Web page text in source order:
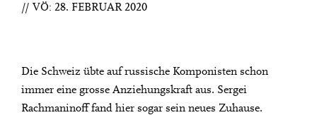
// VÖ: 28. FEBRUAR 2020
Die Schweiz übte auf russische Komponisten schon
immer eine grosse Anziehungskraft aus. Sergei
Rachmaninoff fand hier sogar sein neues Zuhause.